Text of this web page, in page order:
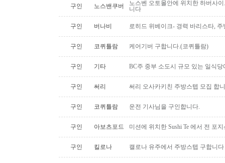
구인 노스밴쿠버
노스벤 오토몰안에 위치한 하버사
니다
구인 버나비 로히드 위베이크- 경력 바리스타, 주
구인 코퀴틀람 케어기버 구합니다.(코퀴틀람)
구인 기타 BC주 중부 소도시 규모 있는 일식
구인 써리 써리 오사카키친 주방스텝 모집 합
구인 코퀴틀람 운전 기사님을 구인합니다.
구인 아보츠포드 미션에 위치한 Sushi Te 에서 전 포
구인 킬로나 캘로나 유주에서 주방스텝 구합니다